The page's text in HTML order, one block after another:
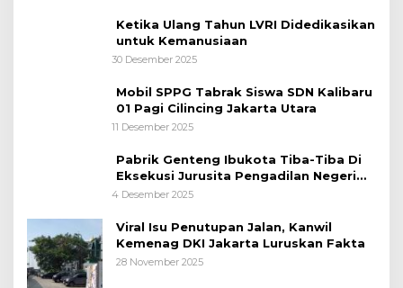
Ketika Ulang Tahun LVRI Didedikasikan
untuk Kemanusiaan
30 Desember 2025
Mobil SPPG Tabrak Siswa SDN Kalibaru
01 Pagi Cilincing Jakarta Utara
11 Desember 2025
Pabrik Genteng Ibukota Tiba-Tiba Di
Eksekusi Jurusita Pengadilan Negeri
Tangerang, Diduga Cacat Hukum Sejak
4 Desember 2025
Viral Isu Penutupan Jalan, Kanwil
Kemenag DKI Jakarta Luruskan Fakta
28 November 2025